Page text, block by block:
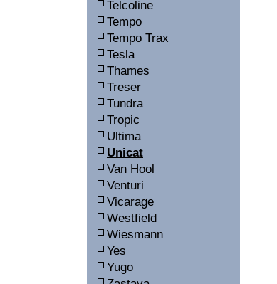
Telcoline
Tempo
Tempo Trax
Tesla
Thames
Treser
Tundra
Tropic
Ultima
Unicat
Van Hool
Venturi
Vicarage
Westfield
Wiesmann
Yes
Yugo